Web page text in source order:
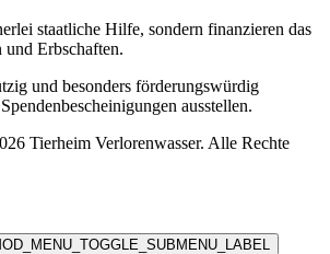
staatliche Hilfe, sondern finanzieren das
und Erbschaften.
und besonders förderungswürdig
ausstellen.
Tierheim Verlorenwasser. Alle Rechte